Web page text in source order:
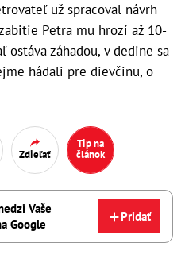
už spracoval návrh
Petra mu hrozí až 10-
ostáva záhadou, v dedine sa
hádali pre dievčinu, o
Zdieľať
Tip na
článok
Vaše
Google
Pridať